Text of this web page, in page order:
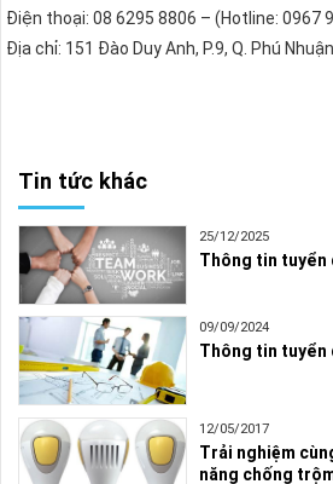
Điện thoại: 08 6295 8806 – (Hotline: 0967
Địa chỉ: 151 Đào Duy Anh, P.9, Q. Phú
Tin tức khác
25/12/2025
Thông tin tuyển
09/09/2024
Thông tin tuyển
12/05/2017
Trải nghiệm
năng chống